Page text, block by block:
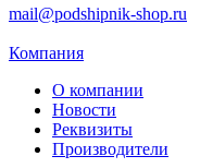
mail@podshipnik-shop.ru
Компания
О компании
Новости
Реквизиты
Производители